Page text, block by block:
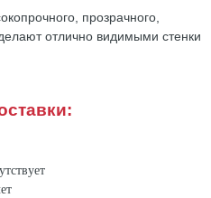
прозрачного,
отлично видимыми стенки